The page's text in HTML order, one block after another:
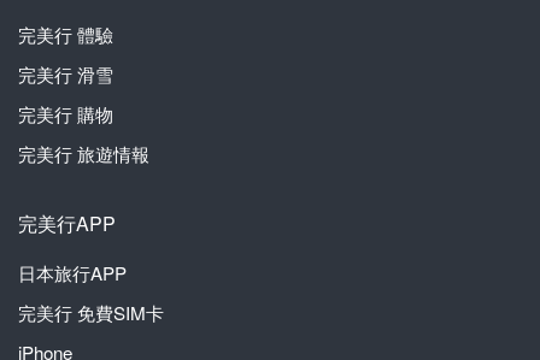
完美行體驗
完美行滑雪
完美行購物
完美行旅遊情報
完美行APP
日本旅行APP
完美行免費SIM卡
iPhone